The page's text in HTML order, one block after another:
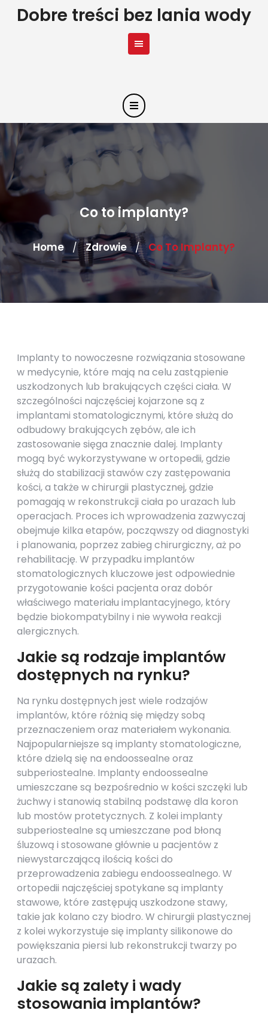
SkipDobre treści bez lania wody
Co to implanty?
Home / Zdrowie / Co To Implanty?
Implanty to nowoczesne rozwiązania stosowane
w medycynie, które mają na celu zastąpienie
uszkodzonych lub brakujących części ciała. W
szczególności najczęściej kojarzone są z
implantami stomatologicznymi, które służą do
odbudowy brakujących zębów, ale ich
zastosowanie sięga znacznie dalej. Implanty
mogą być wykorzystywane w ortopedii, gdzie
służą do stabilizacji stawów czy zastępowania
kości, a także w chirurgii plastycznej, gdzie
pomagają w rekonstrukcji ciała po urazach lub
operacjach. Proces ich wprowadzenia zazwyczaj
obejmuje kilka etapów, począwszy od diagnostyki
i planowania, poprzez zabieg chirurgiczny, aż po
rehabilitację. W przypadku implantów
stomatologicznych kluczowe jest odpowiednie
przygotowanie kości pacjenta oraz dobór
właściwego materiału implantacyjnego, który
będzie biokompatybilny i nie wywoła reakcji
alergicznych.
Jakie są rodzaje implantów
dostępnych na rynku?
Na rynku dostępnych jest wiele rodzajów
implantów, które różnią się między sobą
przeznaczeniem oraz materiałem wykonania.
Najpopularniejsze są implanty stomatologiczne,
które dzielą się na endoossealne oraz
subperiostealne. Implanty endoossealne
umieszczane są bezpośrednio w kości szczęki lub
żuchwy i stanowią stabilną podstawę dla koron
lub mostów protetycznych. Z kolei implanty
subperiostealne są umieszczane pod błoną
śluzową i stosowane głównie u pacjentów z
niewystarczającą ilością kości do
przeprowadzenia zabiegu endoossealnego. W
ortopedii najczęściej spotykane są implanty
stawowe, które zastępują uszkodzone stawy,
takie jak kolano czy biodro. W chirurgii plastycznej
z kolei wykorzystuje się implanty silikonowe do
powiększania piersi lub rekonstrukcji twarzy po
urazach.
Jakie są zalety i wady
stosowania implantów?